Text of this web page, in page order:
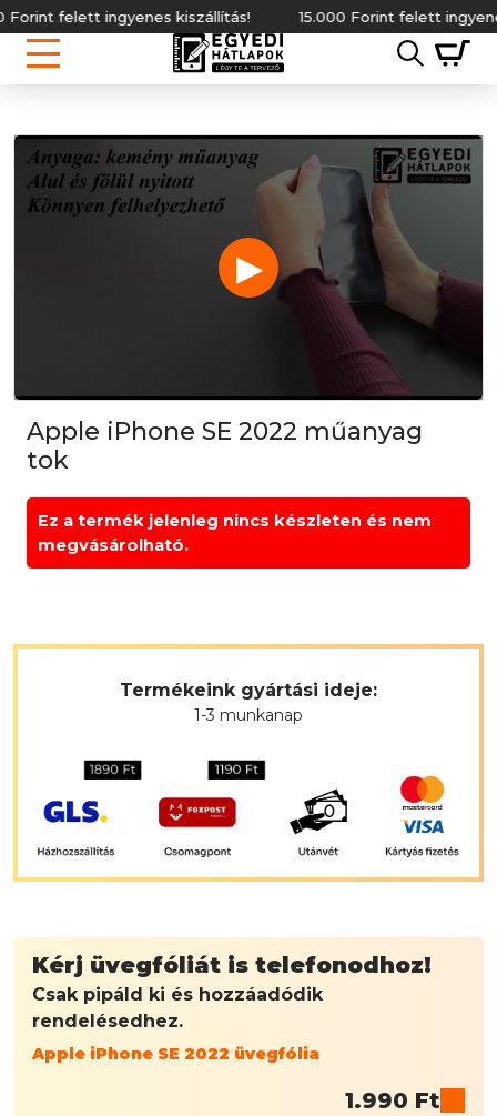
felett ingyenes kiszállítás! 15.000 Forint felett ingyenes
▶
Apple iPhone SE 2022 műanyag
tok
Ez a termék jelenleg nincs készleten és nem
megvásárolható.
Termékeink gyártási ideje:
1-3 munkanap
Kérj üvegfóliát is telefonodhoz!
Csak pipáld ki és hozzáadódik
rendelésedhez.
Apple iPhone SE 2022 üvegfólia
1.990 Ft